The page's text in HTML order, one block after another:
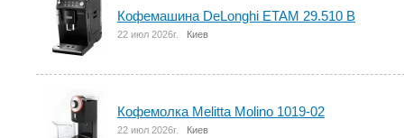
Кофемашина DeLonghi ETAM 29.510 B
22 июл 2026г. Киев
Кофемолка Melitta Molino 1019-02
22 июл 2026г. Киев